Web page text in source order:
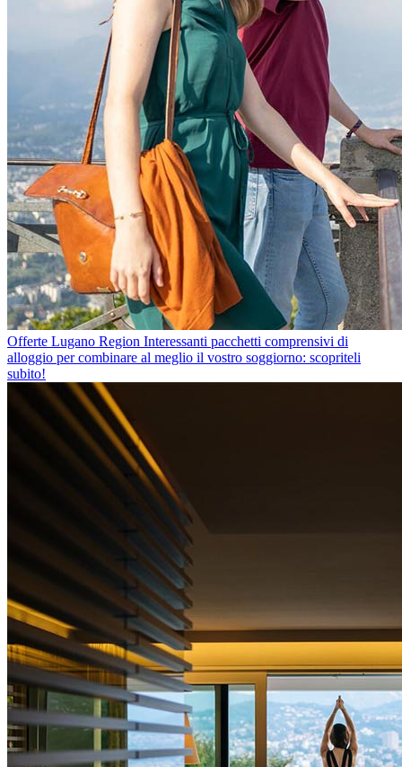
Offerte Lugano Region Interessanti pacchetti comprensivi di
alloggio per combinare al meglio il vostro soggiorno: scopriteli
subito!